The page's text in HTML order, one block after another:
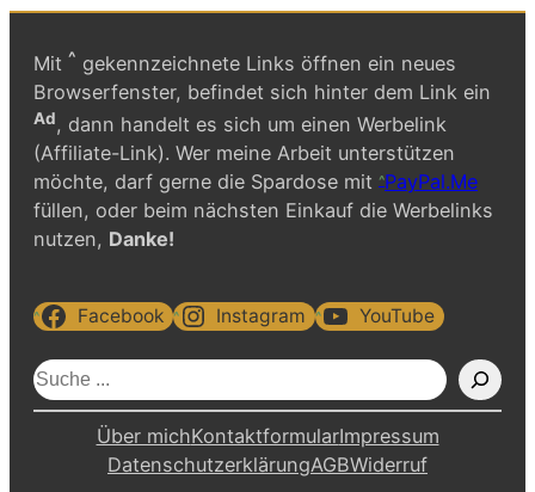
Mit ^ gekennzeichnete Links öffnen ein neues
Browserfenster, befindet sich hinter dem Link ein
Ad, dann handelt es sich um einen Werbelink
(Affiliate-Link). Wer meine Arbeit unterstützen
möchte, darf gerne die Spardose mit PayPal.Me
füllen, oder beim nächsten Einkauf die Werbelinks
nutzen, Danke!
Facebook Instagram YouTube
S
u
Über michKontaktformularImpressum
DatenschutzerklärungAGBWiderruf